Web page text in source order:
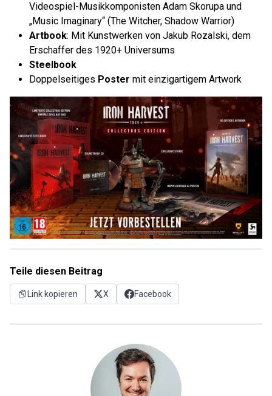
Videospiel-Musikkomponisten Adam Skorupa und
„Music Imaginary“ (The Witcher, Shadow Warrior)
Artbook: Mit Kunstwerken von Jakub Rozalski, dem
Erschaffer des 1920+ Universums
Steelbook
Doppelseitiges Poster mit einzigartigem Artwork
Teile diesen Beitrag
Link kopieren X Facebook